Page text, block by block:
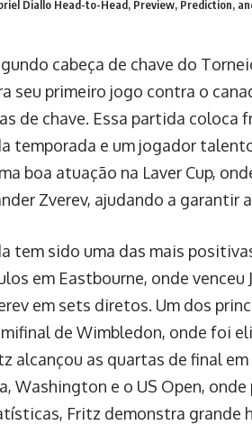
Diallo Head-to-Head, Preview, Prediction,
cabeça de chave do
seu primeiro jogo contra o
de chave. Essa partida
temporada e um jogador
boa atuação na Laver Cup,
Zverev, ajudando a garantir
tem sido uma das mais
em Eastbourne, onde venceu
em sets diretos. Um dos
de Wimbledon, onde foi
alcançou as quartas de final
Washington e o US Open,
Fritz demonstra grande